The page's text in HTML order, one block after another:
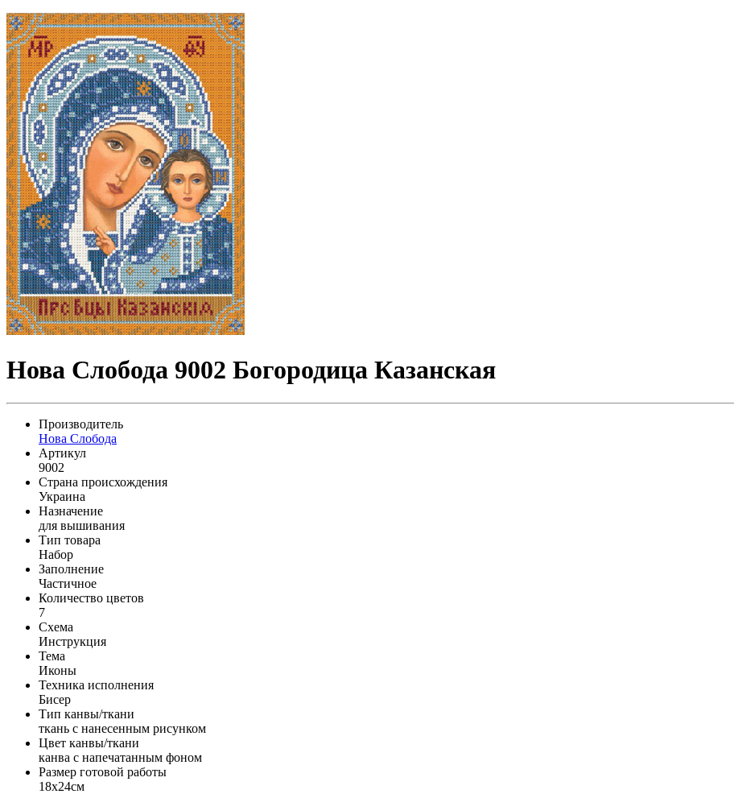
Нова Слобода 9002 Богородица Казанская
Производитель
Нова Слобода
Артикул
9002
Страна происхождения
Украина
Назначение
для вышивания
Тип товара
Набор
Заполнение
Частичное
Количество цветов
7
Схема
Инструкция
Тема
Иконы
Техника исполнения
Бисер
Тип канвы/ткани
ткань с нанесенным рисунком
Цвет канвы/ткани
канва с напечатанным фоном
Размер готовой работы
18x24см